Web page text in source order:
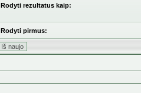
Rodyti rezultatus kaip:
Rodyti pirmus: